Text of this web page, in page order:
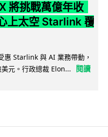
將挑戰萬億年收
上太空 Starlink 覆
惠 Starlink 與 AI 業務帶動，
元。行政總裁 Elon...
閱讀